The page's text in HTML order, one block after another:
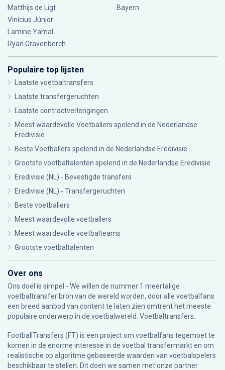
Matthijs de Ligt
Vinícius Júnior
Lamine Yamal
Ryan Gravenberch
Bayern
Populaire top lijsten
Laatste voetbaltransfers
Laatste transfergeruchten
Laatste contractverlengingen
Meest waardevolle Voetballers spelend in de Nederlandse
Eredivisie
Beste Voetballers spelend in de Nederlandse Eredivisie
Grootste voetbaltalenten spelend in de Nederlandse Eredivisie
Eredivisie (NL) - Bevestigde transfers
Eredivisie (NL) - Transfergeruchten
Beste voetballers
Meest waardevolle voetballers
Meest waardevolle voetbalteams
Grootste voetbaltalenten
Over ons
Ons doel is simpel - We willen de nummer 1 meertalige
voetbaltransfer bron van de wereld worden, door alle voetbalfans
een breed aanbod van content te laten zien omtrent het meeste
populaire onderwerp in de voetbalwereld: Voetbaltransfers.
FootballTransfers (FT) is een project om voetbalfans tegemoet te
komen in de enorme interesse in de voetbal transfermarkt en om
realistische op algoritme gebaseerde waarden van voetbalspelers
beschikbaar te stellen. Dit doen we samen met onze partner